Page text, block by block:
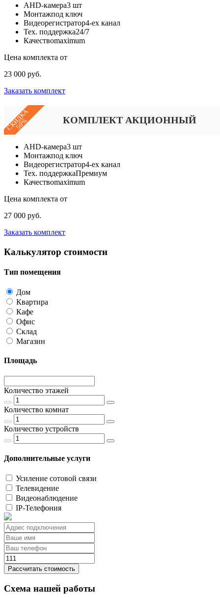
AHD-камера3 шт
Монтажпод ключ
Видеорегистратор4-ех канал
Тех. поддержка24/7
Качествоmaximum
Цена комплекта от
23 000 руб.
Заказать комплект
СКИДКА
50% КОМПЛЕКТ АКЦИОННЫЙ
AHD-камера3 шт
Монтажпод ключ
Видеорегистратор4-ех канал
Тех. поддержкаПремиум
Качествоmaximum
Цена комплекта от
27 000 руб.
Заказать комплект
Калькулятор стоимости
Тип помещения
Дом
Квартира
Кафе
Офис
Склад
Магазин
Площадь
Количество этажей
Количество комнат
Количество устройств
Дополнительные услуги
Усиление сотовой связи
Телевидение
Видеонаблюдение
IP-Телефония
Рассчитать стоимость
Схема нашей работы